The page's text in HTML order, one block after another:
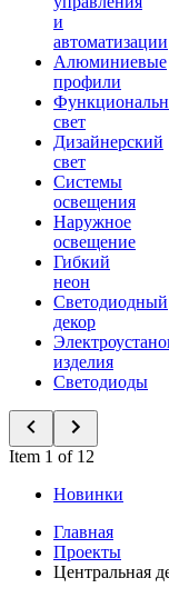
и
автоматизации
Алюминиевые
профили
свет
Дизайнерский
свет
Системы
освещения
Наружное
освещение
Гибкий
неон
Светодиодный
декор
изделия
Светодиоды
Item 1 of 12
Новинки
Главная
Проекты
Центральная